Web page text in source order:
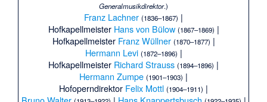
Generalmusikdirektor.)
Franz Lachner (1836–1867) |
Hofkapellmeister Hans von Bülow (1867–1869) |
Hofkapellmeister Franz Wüllner (1870–1877) |
Hermann Levi (1872–1896) |
Hofkapellmeister Richard Strauss (1894–1896) |
Hermann Zumpe (1901–1903) |
Hofoperndirektor Felix Mottl (1904–1911) |